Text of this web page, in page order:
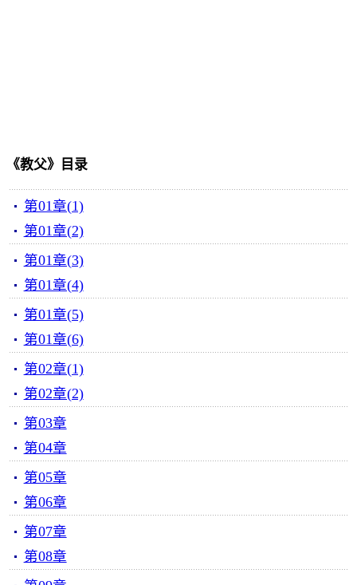
《教父》目录
第01章(1)
第01章(2)
第01章(3)
第01章(4)
第01章(5)
第01章(6)
第02章(1)
第02章(2)
第03章
第04章
第05章
第06章
第07章
第08章